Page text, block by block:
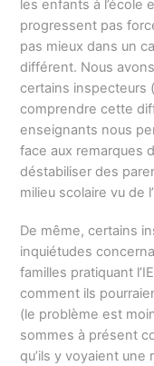
les enfants à l’école
progressent pas
pas mieux dans un
différent. Nous
certains inspecteurs
comprendre cette
enseignants nous
face aux remarques
déstabiliser des
milieu scolaire vu de
De même, certains
inquiétudes
familles pratiquant
comment ils
(le problème est
sommes à présent
qu’ils y voyaient